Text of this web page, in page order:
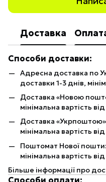
Доставка
Способи доставки:
Адресна доставка по
доставки 1-3 днів,
Доставка «Новою
мінімальна вартість
Доставка
мінімальна вартість
Поштомат Нової
мінімальна вартість
Більше інформації про